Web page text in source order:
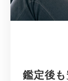
鑑定後